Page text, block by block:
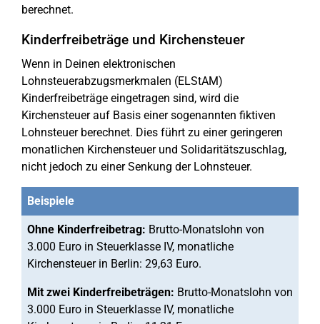
berechnet.
Kinderfreibeträge und Kirchensteuer
Wenn in Deinen elektronischen
Lohnsteuerabzugsmerkmalen (ELStAM)
Kinderfreibeträge eingetragen sind, wird die
Kirchensteuer auf Basis einer sogenannten fiktiven
Lohnsteuer berechnet. Dies führt zu einer geringeren
monatlichen Kirchensteuer und Solidaritätszuschlag,
nicht jedoch zu einer Senkung der Lohnsteuer.
Beispiele
Ohne Kinderfreibetrag: Brutto-Monatslohn von
3.000 Euro in Steuerklasse IV, monatliche
Kirchensteuer in Berlin: 29,63 Euro.
Mit zwei Kinderfreibeträgen: Brutto-Monatslohn von
3.000 Euro in Steuerklasse IV, monatliche